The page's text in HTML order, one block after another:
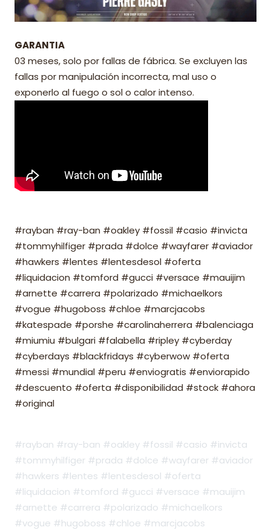
GARANTIA
03 meses, solo por fallas de fábrica. Se excluyen las
fallas por manipulación incorrecta, mal uso o
exponerlo al fuego o sol o calor intenso.
#rayban #ray-ban #oakley #fossil #casio #invicta
#tommyhilfiger #prada #dolce #wayfarer #aviador
#hawkers #lentes #lentesdesol #oferta
#liquidacion #tomford #gucci #versace #mauijim
#arnette #carrera #polarizado #michaelkors
#vogue #hugoboss #chloe #marcjacobs
#katespade #porshe #carolinaherrera #balenciaga
#miumiu #bulgari #falabella #ripley #cyberday
#cyberdays #blackfridays #cyberwow #oferta
#messi #mundial #peru #enviogratis #enviorapido
#descuento #oferta #disponibilidad #stock #ahora
#original
#rayban #ray-ban #oakley #fossil #casio #invicta
#tommyhilfiger #prada #dolce #wayfarer #aviador
#hawkers #lentes #lentesdesol #oferta
#liquidacion #tomford #gucci #versace #mauijim
#arnette #carrera #polarizado #michaelkors
#vogue #hugoboss #chloe #marcjacobs